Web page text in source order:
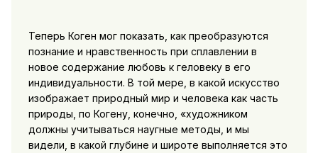
Теперь Коген мог показать, как преобразуются
познание и нравственность при сплавлении в
новое содержание любовь к геловеку в его
индивидуальности. В той мере, в какой искусство
изображает природный мир и человека как часть
природы, по Когену, конечно, «художником
должны учитываться наугные методы, и мы
видели, в какой глубине и широте выполняется это